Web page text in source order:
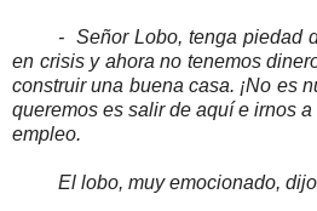
- Señor Lobo, tenga piedad
en crisis y ahora no tenemos
construir una buena casa. ¡No es
queremos es salir de aquí e irnos
empleo.
El lobo, muy emocionado,